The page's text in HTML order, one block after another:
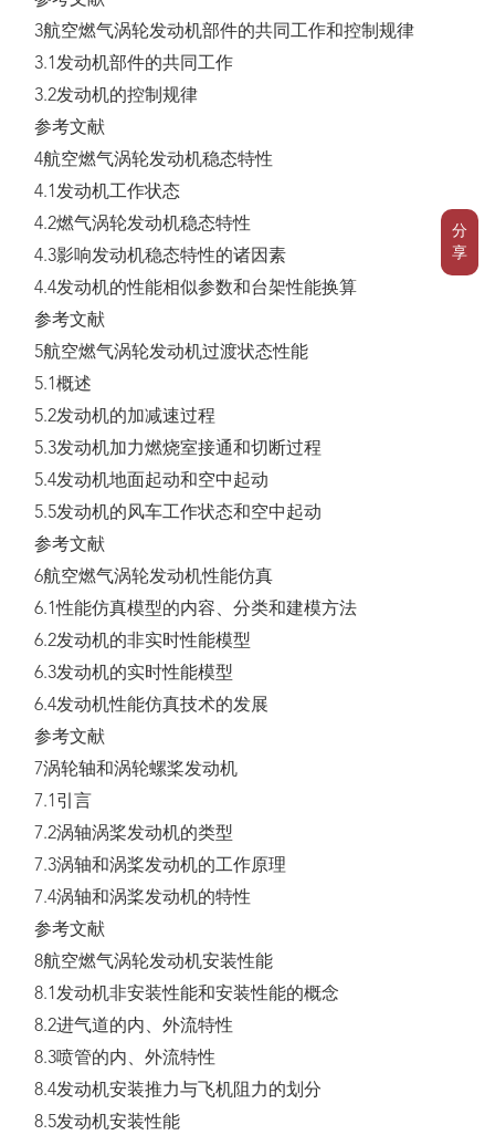
分
享
3航空燃气涡轮发动机部件的共同工作和控制规律
3.1发动机部件的共同工作
3.2发动机的控制规律
参考文献
4航空燃气涡轮发动机稳态特性
4.1发动机工作状态
4.2燃气涡轮发动机稳态特性
4.3影响发动机稳态特性的诸因素
4.4发动机的性能相似参数和台架性能换算
参考文献
5航空燃气涡轮发动机过渡状态性能
5.1概述
5.2发动机的加减速过程
5.3发动机加力燃烧室接通和切断过程
5.4发动机地面起动和空中起动
5.5发动机的风车工作状态和空中起动
参考文献
6航空燃气涡轮发动机性能仿真
6.1性能仿真模型的内容、分类和建模方法
6.2发动机的非实时性能模型
6.3发动机的实时性能模型
6.4发动机性能仿真技术的发展
参考文献
7涡轮轴和涡轮螺桨发动机
7.1引言
7.2涡轴涡桨发动机的类型
7.3涡轴和涡桨发动机的工作原理
7.4涡轴和涡桨发动机的特性
参考文献
8航空燃气涡轮发动机安装性能
8.1发动机非安装性能和安装性能的概念
8.2进气道的内、外流特性
8.3喷管的内、外流特性
8.4发动机安装推力与飞机阻力的划分
8.5发动机安装性能